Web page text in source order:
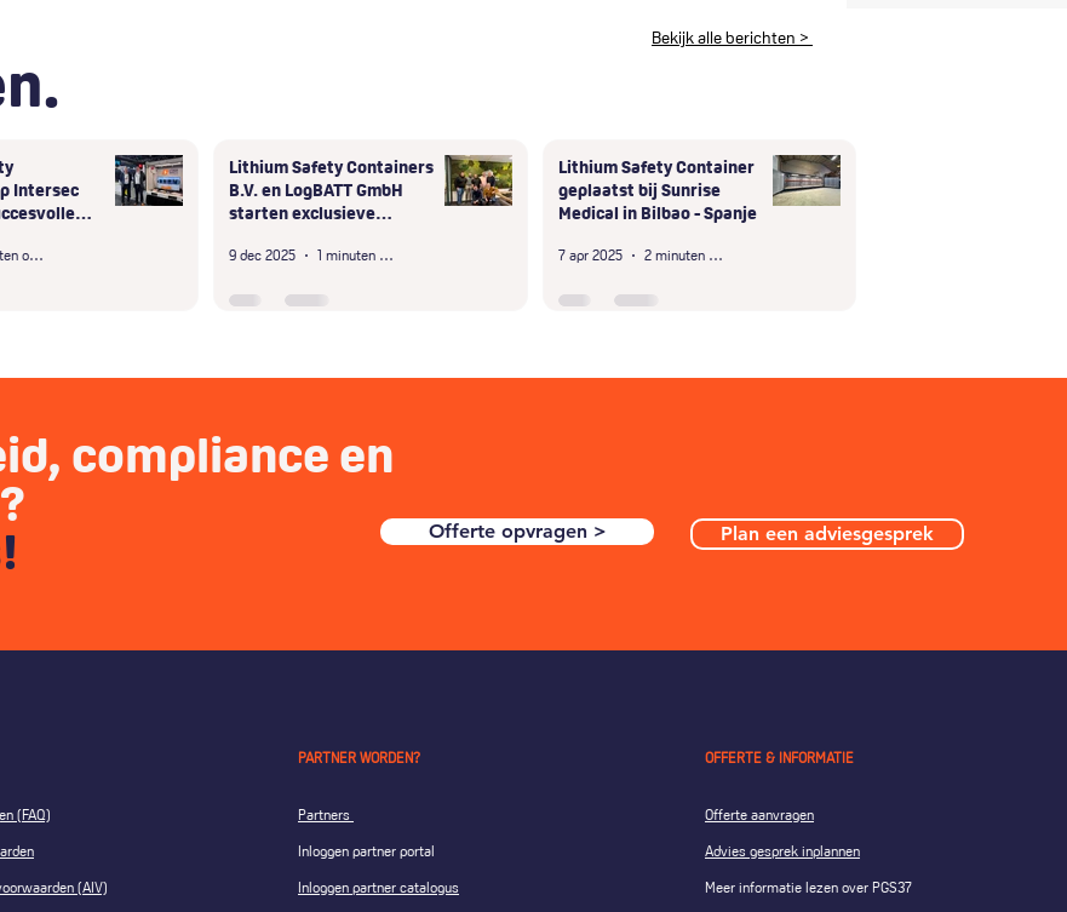
Bekijk alle berichten >
Intersec
3 minuten om te lezen
Lithium Safety Containers
B.V. en LogBATT GmbH
starten exclusieve
regio
9 dec 2025 1 minuten om te lezen
Lithium Safety Container
geplaatst bij Sunrise
Medical in Bilbao - Spanje
7 apr 2025 2 minuten om te lezen
compliance en
Offerte opvragen > Plan een adviesgesprek
(FAQ)
(AIV)
PARTNER WORDEN?
Partners
Inloggen partner portal
Inloggen partner catalogus
OFFERTE & INFORMATIE
Offerte aanvragen
Advies gesprek inplannen
Meer informatie lezen over PGS37